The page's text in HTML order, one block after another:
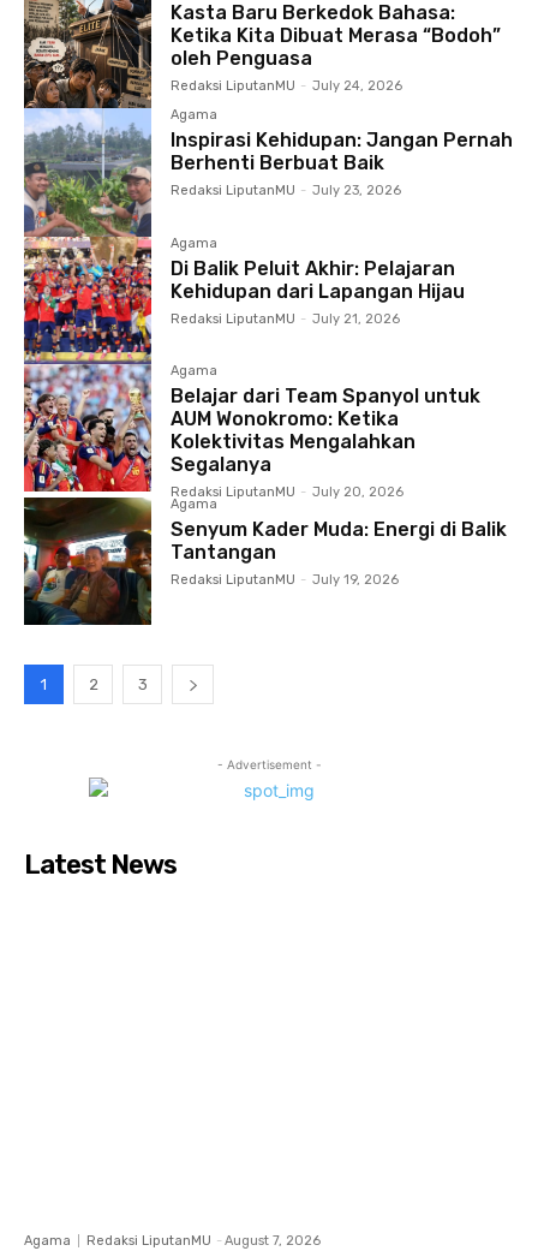
Kasta Baru Berkedok Bahasa:
Ketika Kita Dibuat Merasa “Bodoh”
oleh Penguasa
Redaksi LiputanMU - July 24, 2026
Agama
Inspirasi Kehidupan: Jangan Pernah
Berhenti Berbuat Baik
Redaksi LiputanMU - July 23, 2026
Agama
Di Balik Peluit Akhir: Pelajaran
Kehidupan dari Lapangan Hijau
Redaksi LiputanMU - July 21, 2026
Agama
Belajar dari Team Spanyol untuk
AUM Wonokromo: Ketika
Kolektivitas Mengalahkan
Segalanya
Redaksi LiputanMU - July 20, 2026
Agama
Senyum Kader Muda: Energi di Balik
Tantangan
Redaksi LiputanMU - July 19, 2026
1 2 3
- Advertisement -
Latest News
Agama Redaksi LiputanMU - August 7, 2026